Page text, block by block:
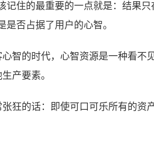
住的最重要的一点就是：结果
否占据了用户的心智。
智的时代，心智资源是一种看不
产要素。
狂的话：即使可口可乐所有的资